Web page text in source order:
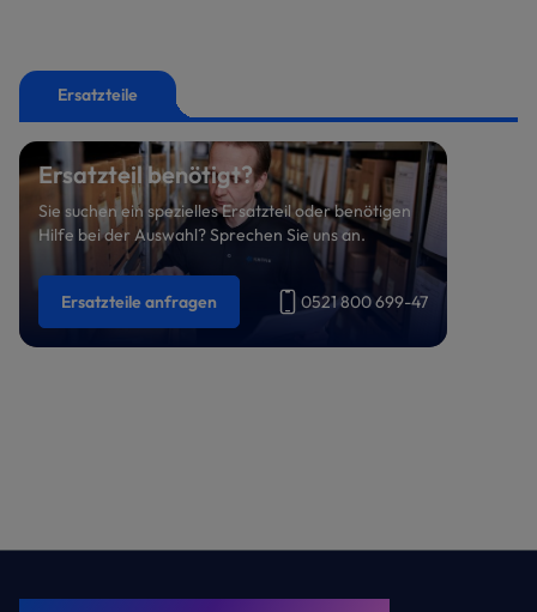
Ersatzteile
Ersatzteil benötigt?
Sie suchen ein spezielles Ersatzteil oder benötigen
Hilfe bei der Auswahl? Sprechen Sie uns an.
Ersatzteile anfragen 0521 800 699-47